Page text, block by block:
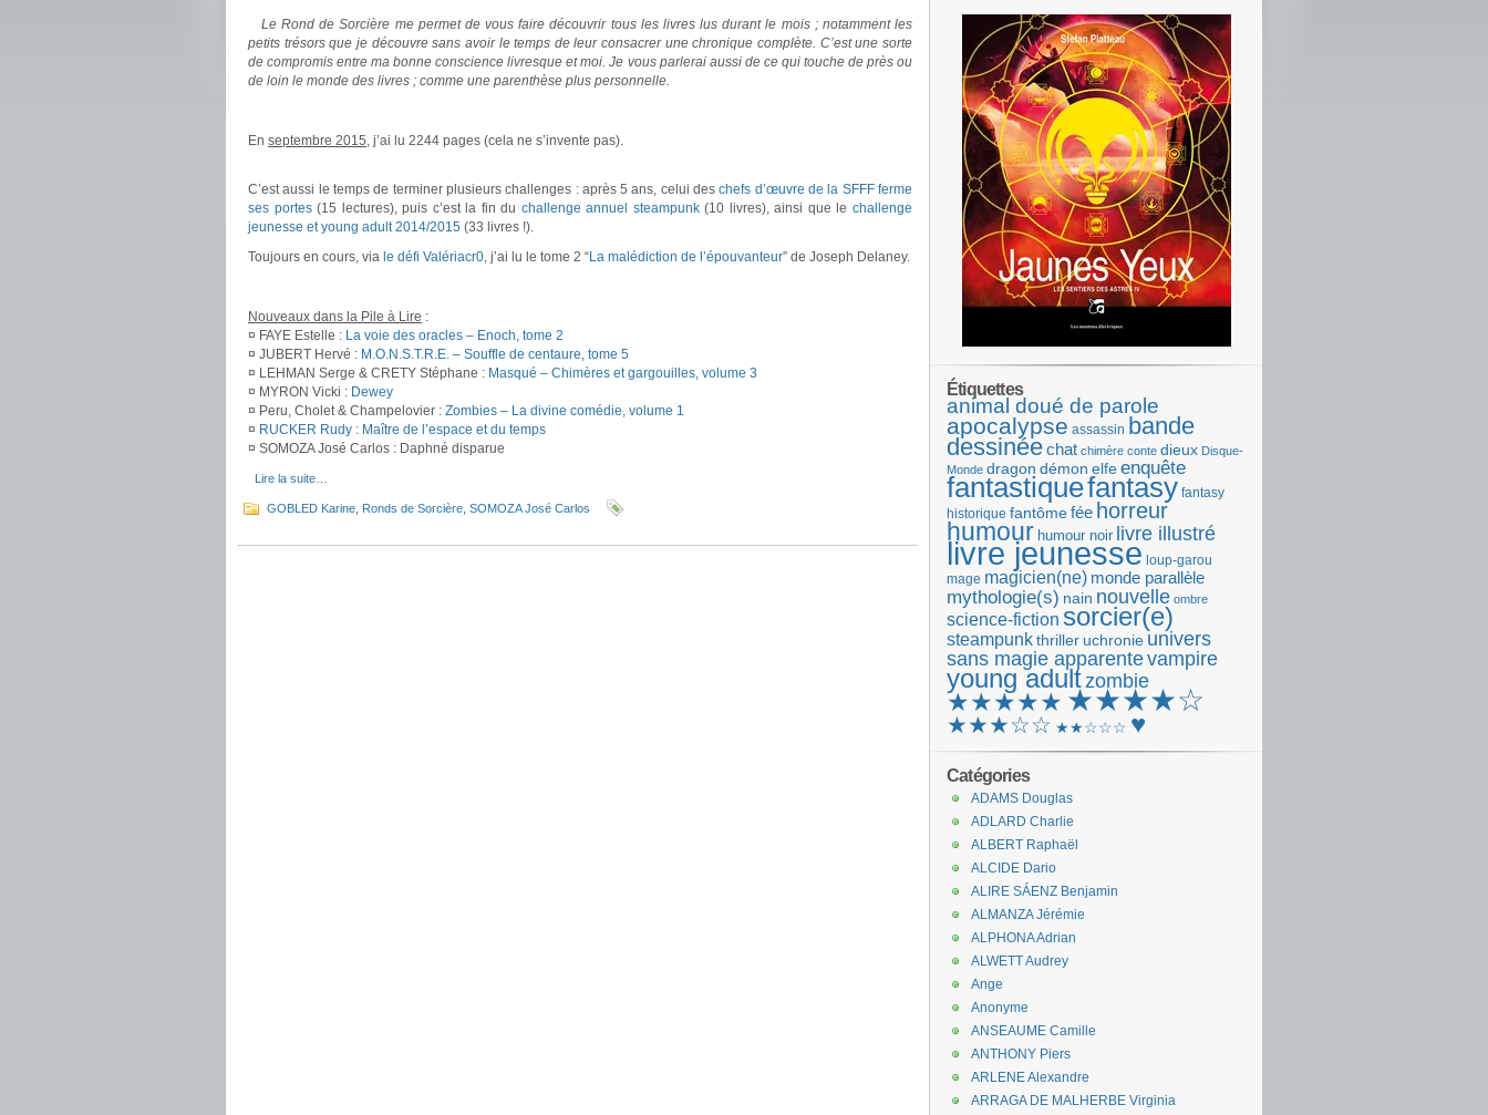
Le Rond de Sorcière me permet de vous faire découvrir tous les livres lus durant le mois ; notamment les
petits trésors que je découvre sans avoir le temps de leur consacrer une chronique complète. C’est une sorte
de compromis entre ma bonne conscience livresque et moi. Je vous parlerai aussi de ce qui touche de près ou
de loin le monde des livres ; comme une parenthèse plus personnelle.
En septembre 2015, j’ai lu 2244 pages (cela ne s’invente pas).
C’est aussi le temps de terminer plusieurs challenges : après 5 ans, celui deschefs d’œuvre de la SFFF ferme
ses portes(15 lectures), puis c’est la fin du challenge annuel steampunk(10 livres), ainsi que lechallenge
jeunesse et young adult 2014/2015 (33 livres !).
Toujours en cours, via le défi Valériacr0, j’ai lu le tome 2 “La malédiction de l’épouvanteur” de Joseph Delaney.
Nouveaux dans la Pile à Lire :
¤ FAYE Estelle : La voie des oracles – Enoch, tome 2
¤ JUBERT Hervé : M.O.N.S.T.R.E. – Souffle de centaure, tome 5
¤ LEHMAN Serge & CRETY Stéphane : Masqué – Chimères et gargouilles, volume 3
¤ MYRON Vicki : Dewey
¤ Peru, Cholet & Champelovier : Zombies – La divine comédie, volume 1
¤ RUCKER Rudy : Maître de l’espace et du temps
¤ SOMOZA José Carlos : Daphné disparue
Lire la suite…
GOBLED Karine Ronds de Sorcière SOMOZA José Carlos
Étiquettes
animal doué de parole
apocalypse assassin bande
dessinéechat chimère conte dieux Disque-
Monde dragon démon elfeenquête
fantastiquefantasy fantasy
historique fantômefée horreur
humour humour noir livre illustré
livre jeunesse loup-garou
mage magicien(ne) monde parallèle
mythologie(s) nain nouvelle ombre
science-fiction sorcier(e)
steampunkthriller uchronie univers
sans magie apparentevampire
young adultzombie
★★★★★ ★★★★☆
★★★☆☆ ★★☆☆☆ ♥
Catégories
ADAMS Douglas
ADLARD Charlie
ALBERT Raphaël
ALCIDE Dario
ALIRE SÁENZ Benjamin
ALMANZA Jérémie
ALPHONA Adrian
ALWETT Audrey
Ange
Anonyme
ANSEAUME Camille
ANTHONY Piers
ARLENE Alexandre
ARRAGA DE MALHERBE Virginia